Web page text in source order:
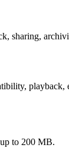
sharing,
playback,
to 200 MB.